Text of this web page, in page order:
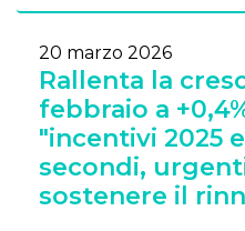
20 marzo 2026
Rallenta la
febbraio a
"incentivi 2025
secondi,
sostenere il